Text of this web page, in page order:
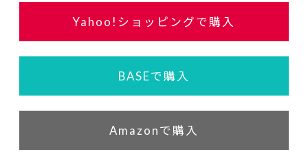
Yahoo!ショッピングで購入
BASEで購入
Amazonで購入